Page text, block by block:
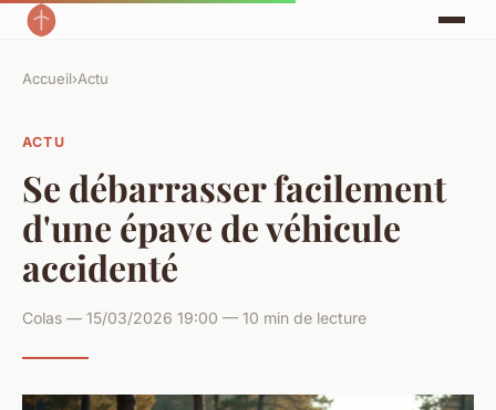
Accueil›Actu
ACTU
Se débarrasser facilement
d'une épave de véhicule
accidenté
Colas — 15/03/2026 19:00 — 10 min de lecture